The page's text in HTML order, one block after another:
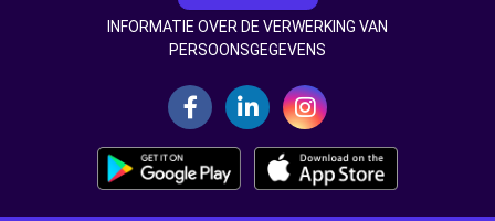
INFORMATIE OVER DE VERWERKING VAN
PERSOONSGEGEVENS